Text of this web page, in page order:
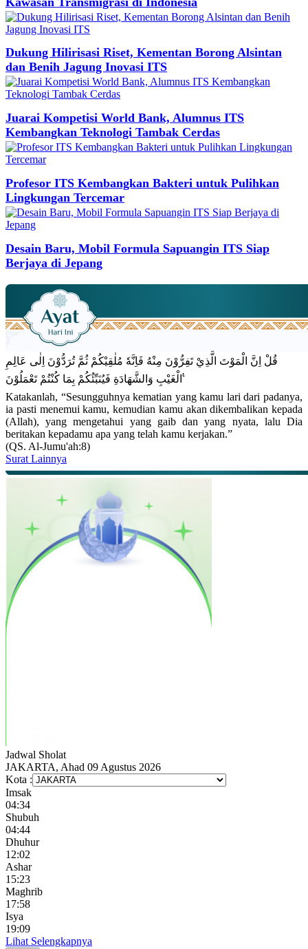
Dukung Hilirisasi Riset, Kementan Borong Alsintan
dan Benih Jagung Inovasi ITS
Juarai Kompetisi World Bank, Alumnus ITS
Kembangkan Teknologi Tambak Cerdas
Profesor ITS Kembangkan Bakteri untuk Pulihkan
Lingkungan Tercemar
Desain Baru, Mobil Formula Sapuangin ITS Siap
Berjaya di Jepang
قُلْ اِنَّ الْمَوْتَ الَّذِيْ تَفِرُّوْنَ مِنْهُ فَاِنَّهٗ مُلٰقِيْكُمْ ثُمَّ تُرَدُّوْنَ اِلٰى عَالِمِ
الْغَيْبِ وَالشَّهَادَةِ فَيُنَبِّئُكُمْ بِمَا كُنْتُمْ تَعْمَلُوْنَ ࣖ
Katakanlah, “Sesungguhnya kematian yang kamu lari dari padanya,
ia pasti menemui kamu, kemudian kamu akan dikembalikan kepada
(Allah), yang mengetahui yang gaib dan yang nyata, lalu Dia
beritakan kepadamu apa yang telah kamu kerjakan.”
(QS. Al-Jumu'ah:8)
Surat Lainnya
Jadwal Sholat
JAKARTA, Ahad 09 Agustus 2026
Kota :
Imsak
04:34
Shubuh
04:44
Dhuhur
12:02
Ashar
15:23
Maghrib
17:58
Isya
19:09
Lihat Selengkapnya